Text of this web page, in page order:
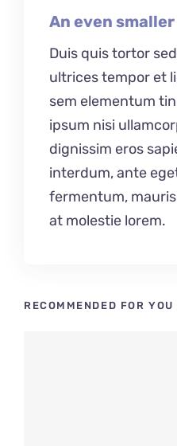
An even
Duis quis tortor
ultrices tempor et
sem elementum
ipsum nisi
dignissim eros
interdum, ante
fermentum,
at molestie lorem.
RECOMMENDED FOR YOU